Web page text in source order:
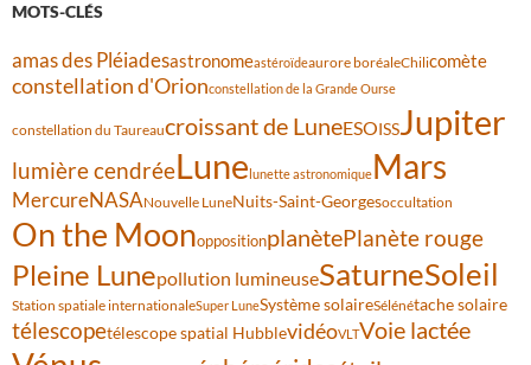
MOTS-CLÉS
amas des Pléiadesastronomeastéroïdeaurore boréaleChilicomète
constellation d'Orionconstellation de la Grande Ourse
constellation du Taureaucroissant de LuneESOISSJupiter
lumière cendréeLune lunette astronomiqueMars
MercureNASANouvelle LuneNuits-Saint-Georgesoccultation
On the MoonoppositionplanètePlanète rouge
Pleine Lunepollution lumineuseSaturneSoleil
Station spatiale internationaleSuper LuneSystème solaireSélénétache solaire
télescopetélescope spatial HubblevidéoVLTVoie lactée